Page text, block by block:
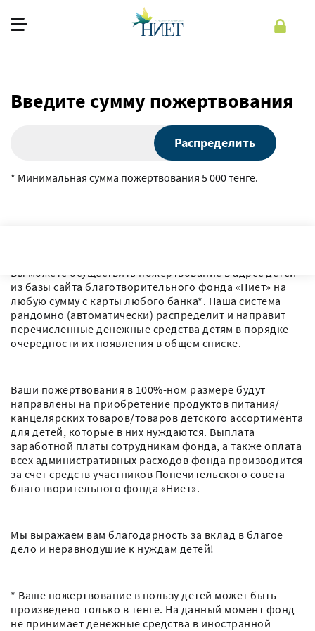
Наша работа
Введите сумму пожертвования
Распределить
* Минимальная сумма пожертвования 5 000 тенге.
Вы можете осуществить пожертвование в адрес детей
из базы сайта благотворительного фонда «Ниет» на
любую сумму с карты любого банка*. Наша система
рандомно (автоматически) распределит и направит
перечисленные денежные средства детям в порядке
очередности их появления в общем списке.
Ваши пожертвования в 100%-ном размере будут
направлены на приобретение продуктов питания/
канцелярских товаров/товаров детского ассортимента
для детей, которые в них нуждаются. Выплата
заработной платы сотрудникам фонда, а также оплата
всех административных расходов фонда производится
за счет средств участников Попечительского совета
благотворительного фонда «Ниет».
Мы выражаем вам благодарность за вклад в благое
дело и неравнодушие к нуждам детей!
* Ваше пожертвование в пользу детей может быть
произведено только в тенге. На данный момент фонд
не принимает денежные средства в иностранной